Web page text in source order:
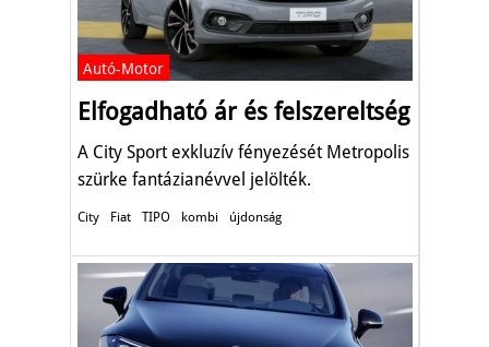
Autó-Motor
Elfogadható ár és felszereltség
A City Sport exkluzív fényezését Metropolis
szürke fantázianévvel jelölték.
City Fiat TIPO kombi újdonság